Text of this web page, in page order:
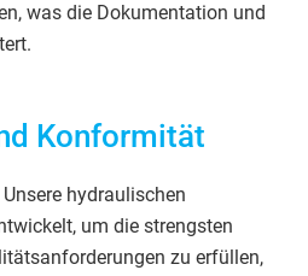
was die Dokumentation und
Konformität
Unsere hydraulischen
um die strengsten
zu erfüllen,